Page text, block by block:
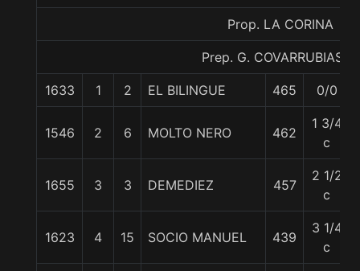
Prop. LA CORINA
Prep. G. COVARRUBIAS E.
1633 1 2 EL BILINGUE 465 0/0
1546 2 6 MOLTO NERO 462
1 3/4
c
1655 3 3 DEMEDIEZ 457
2 1/2
c
1623 4 15 SOCIO MANUEL 439
3 1/4
c